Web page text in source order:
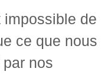
de
ce que nous
nos